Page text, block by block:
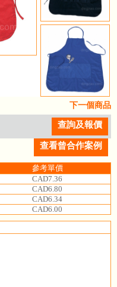
下一個商品
查詢及報價
查看曾合作案例
參考單價
CAD7.36
CAD6.80
CAD6.34
CAD6.00